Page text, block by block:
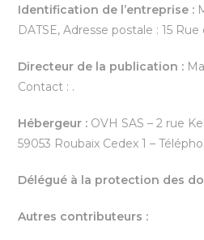
Identification de l’entreprise :
DATSE, Adresse postale : 15
Directeur de la publication :
Contact : .
Hébergeur : OVH SAS – 2 rue
59053 Roubaix Cedex 1 –
Délégué à la protection des
Autres contributeurs :